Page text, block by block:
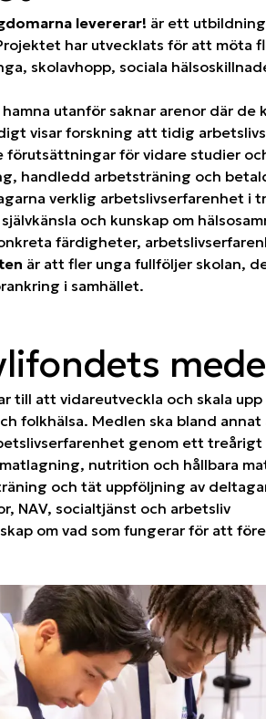
levererar! är ett
har utvecklats för att möta
skolavhopp, sociala
utanför saknar arenor där
visar forskning att tidig
förutsättningar för vidare studier
handledd arbetsträning och
verklig arbetslivserfarenhet i
och kunskap om
färdigheter,
är att fler unga fullföljer skolan,
i samhället.
till att vidareutveckla och skala
folkhälsa. Medlen ska bland
genom ett
nutrition och hållbara
och tät uppföljning av
NAV, socialtjänst och arbetsliv
om vad som fungerar för att